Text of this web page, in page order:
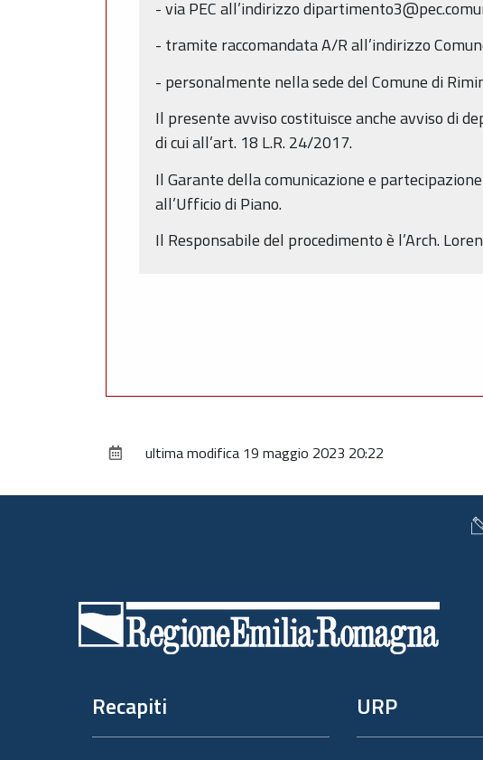
- via PEC all’indirizzo
- tramite raccomandata A/R all’indirizzo
- personalmente nella sede del Comune di
Il presente avviso costituisce anche avviso di
di cui all’art. 18 L.R. 24/2017.
Il Garante della comunicazione e
all’Ufficio di Piano.
Il Responsabile del procedimento è l’Arch.
ultima modifica 19 maggio 2023 20:22
Recapiti URP